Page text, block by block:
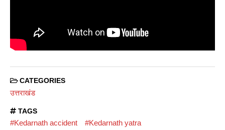
CATEGORIES
उत्तराखंड
TAGS
#Kedarnath accident
#Kedarnath yatra